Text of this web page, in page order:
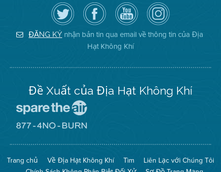
Hãy
theo
dõi
Địa
Hạt
Không
Truy
cập
Trang
Facebook
của
Địa
Hạt
Kênh
YouTube
của
Địa
Hạt
Không
Khí
Air
District
on
Instagram
ĐĂNG KÝ nhận bản tin qua email về thông tin của Địa
Hạt Không Khí
Đề Xuất của Địa Hạt Không Khí
The
(Bảo
Toàn
Mạng
No
Burn
Trang chủ Về Địa Hạt Không Khí Tìm
Liên Lạc với Chúng Tôi